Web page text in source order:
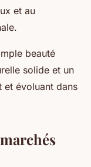
et au
beauté
solide et un
et évoluant dans